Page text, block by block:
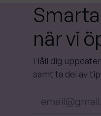
när vi
Håll dig
samt ta del av